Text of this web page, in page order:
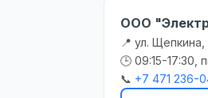
ООО
📍 ул. Щепкина,
🕒 09:15-17:30,
📞 +7 471 236-